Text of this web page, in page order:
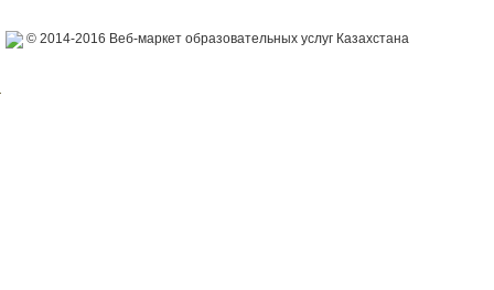
© 2014-2016 Веб-маркет образовательных услуг Казахстана